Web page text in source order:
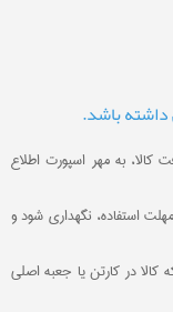
داشته باشد.
تا 7 روز پس از دریافت کالا، به مهر اسپورت اطلاع
و جعبه اصلی محصولات تا پایان 7 روز مهلت استفاده، نگهداری شود و
در کارتن یا جعبه اصلی